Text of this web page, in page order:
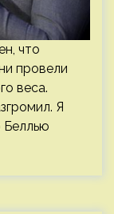
что
провели
веса.
Я
Беллью